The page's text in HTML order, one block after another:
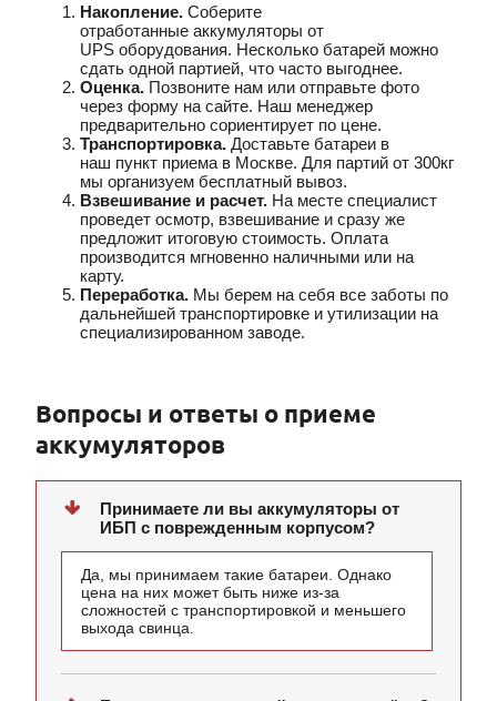
Накопление. Соберите
отработанные аккумуляторы от
UPS оборудования. Несколько батарей можно
сдать одной партией, что часто выгоднее.
Оценка. Позвоните нам или отправьте фото
через форму на сайте. Наш менеджер
предварительно сориентирует по цене.
Транспортировка. Доставьте батареи в
наш пункт приема в Москве. Для партий от 300кг
мы организуем бесплатный вывоз.
Взвешивание и расчет. На месте специалист
проведет осмотр, взвешивание и сразу же
предложит итоговую стоимость. Оплата
производится мгновенно наличными или на
карту.
Переработка. Мы берем на себя все заботы по
дальнейшей транспортировке и утилизации на
специализированном заводе.
Вопросы и ответы о приеме
аккумуляторов
Принимаете ли вы аккумуляторы от
ИБП с поврежденным корпусом?
Да, мы принимаем такие батареи. Однако
цена на них может быть ниже из-за
сложностей с транспортировкой и меньшего
выхода свинца.